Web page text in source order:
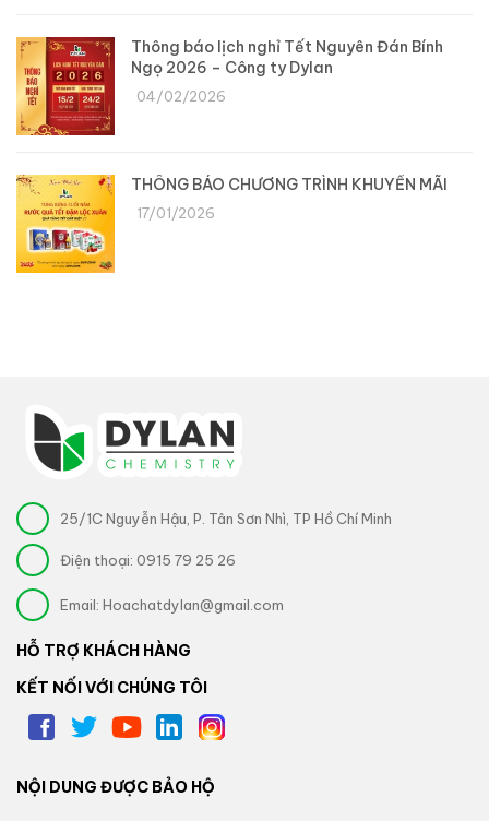
Thông báo lịch nghỉ Tết Nguyên Đán Bính
Ngọ 2026 – Công ty Dylan
04/02/2026
THÔNG BÁO CHƯƠNG TRÌNH KHUYẾN MÃI
17/01/2026
25/1C Nguyễn Hậu, P. Tân Sơn Nhì, TP Hồ Chí Minh
Điện thoại: 0915 79 25 26
Email: Hoachatdylan@gmail.com
HỖ TRỢ KHÁCH HÀNG
KẾT NỐI VỚI CHÚNG TÔI
NỘI DUNG ĐƯỢC BẢO HỘ